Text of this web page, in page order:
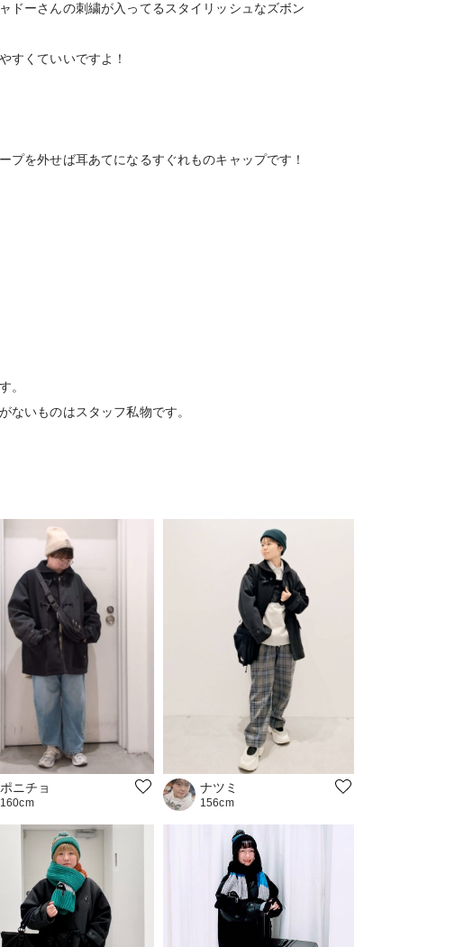
ドーさんの刺繍が入ってるスタイリッシュなズボン
すくていいですよ！
プを外せば耳あてになるすぐれものキャップです！
。
ないものはスタッフ私物です。
ポニチョ
160cm
ナツミ
156cm